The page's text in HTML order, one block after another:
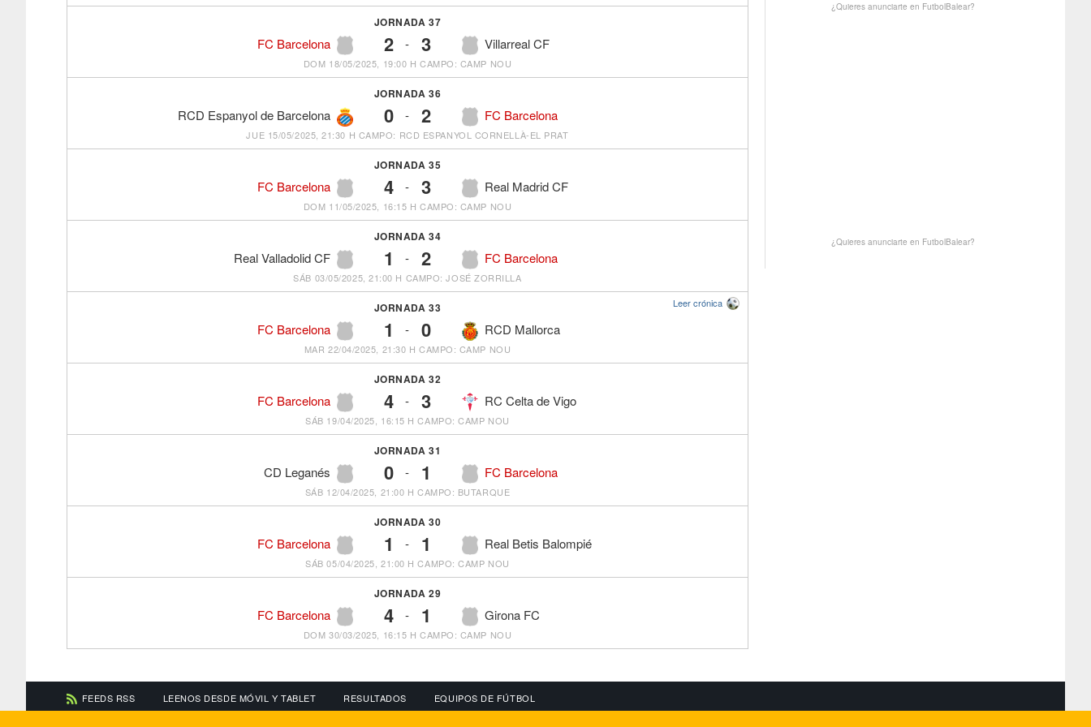
JORNADA 37
FC Barcelona 2 - Villarreal CF
3
DOM 18/05/2025, 19:00 H CAMPO: CAMP NOU
JORNADA 36
RCD Espanyol de Barcelona 0 - FC Barcelona
2
JUE 15/05/2025, 21:30 H CAMPO: RCD ESPANYOL CORNELLÀ-EL PRAT
JORNADA 35
FC Barcelona 4 - Real Madrid CF
3
DOM 11/05/2025, 16:15 H CAMPO: CAMP NOU
JORNADA 34
Real Valladolid CF 1 - FC Barcelona
2
SÁB 03/05/2025, 21:00 H CAMPO: JOSÉ ZORRILLA
JORNADA 33
FC Barcelona 1 - RCD Mallorca
0
MAR 22/04/2025, 21:30 H CAMPO: CAMP NOU
Leer crónica
JORNADA 32
FC Barcelona 4 - RC Celta de Vigo
3
SÁB 19/04/2025, 16:15 H CAMPO: CAMP NOU
JORNADA 31
CD Leganés 0 - FC Barcelona
1
SÁB 12/04/2025, 21:00 H CAMPO: BUTARQUE
JORNADA 30
FC Barcelona 1 - Real Betis Balompié
1
SÁB 05/04/2025, 21:00 H CAMPO: CAMP NOU
JORNADA 29
FC Barcelona 4 - Girona FC
1
DOM 30/03/2025, 16:15 H CAMPO: CAMP NOU
¿Quieres anunciarte en FutbolBalear?
¿Quieres anunciarte en FutbolBalear?
FEEDS RSS LEENOS DESDE MÓVIL Y TABLET RESULTADOS EQUIPOS DE FÚTBOL